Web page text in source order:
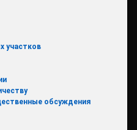
участков
обсуждения